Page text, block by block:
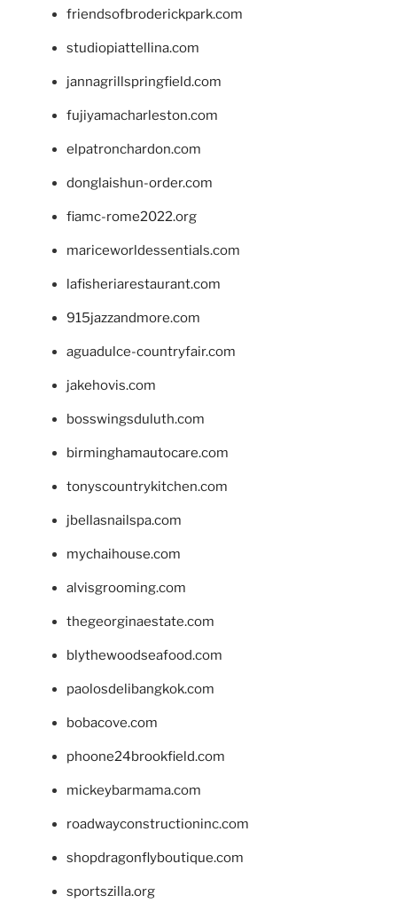
friendsofbroderickpark.com
studiopiattellina.com
jannagrillspringfield.com
fujiyamacharleston.com
elpatronchardon.com
donglaishun-order.com
fiamc-rome2022.org
mariceworldessentials.com
lafisheriarestaurant.com
915jazzandmore.com
aguadulce-countryfair.com
jakehovis.com
bosswingsduluth.com
birminghamautocare.com
tonyscountrykitchen.com
jbellasnailspa.com
mychaihouse.com
alvisgrooming.com
thegeorginaestate.com
blythewoodseafood.com
paolosdelibangkok.com
bobacove.com
phoone24brookfield.com
mickeybarmama.com
roadwayconstructioninc.com
shopdragonflyboutique.com
sportszilla.org